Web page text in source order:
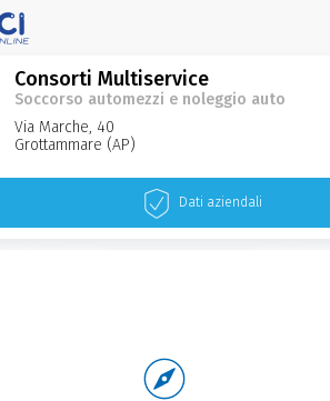
Consorti Multiservice
Soccorso automezzi e noleggio auto
Via Marche, 40
Grottammare‌ (AP)
Dati aziendali